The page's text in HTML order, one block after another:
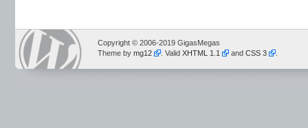
Copyright © 2006-2019 GigasMegas
Theme by mg12 . Valid XHTML 1.1 and CSS 3